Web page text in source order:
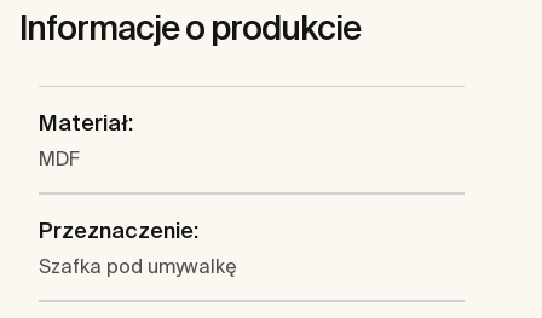
Informacje o produkcie
Materiał:
MDF
Przeznaczenie:
Szafka pod umywalkę